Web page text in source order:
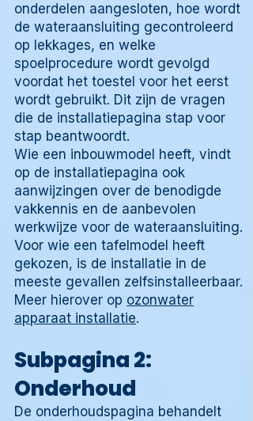
onderdelen aangesloten, hoe wordt
de wateraansluiting gecontroleerd
op lekkages, en welke
spoelprocedure wordt gevolgd
voordat het toestel voor het eerst
wordt gebruikt. Dit zijn de vragen
die de installatiepagina stap voor
stap beantwoordt.
Wie een inbouwmodel heeft, vindt
op de installatiepagina ook
aanwijzingen over de benodigde
vakkennis en de aanbevolen
werkwijze voor de wateraansluiting.
Voor wie een tafelmodel heeft
gekozen, is de installatie in de
meeste gevallen zelfsinstalleerbaar.
Meer hierover op ozonwater
apparaat installatie.
Subpagina 2:
Onderhoud
De onderhoudspagina behandelt